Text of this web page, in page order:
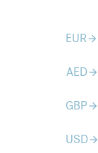
EURarrow_forward
AEDarrow_forward
GBParrow_forward
USDarrow_forward